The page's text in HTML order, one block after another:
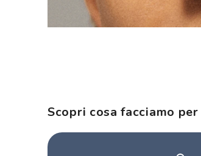
Scopri cosa facciamo